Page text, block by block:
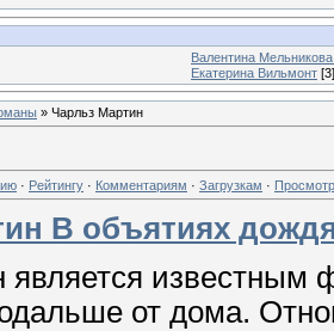
Валентина
Екатерина Вильмонт [3]
» Чарльз Мартин
· Рейтингу · Комментариям · Загрузкам ·
В объятиях
является известным
от дома.